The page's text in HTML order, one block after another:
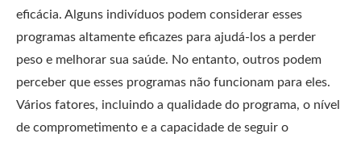
eficácia. Alguns indivíduos podem considerar esses
programas altamente eficazes para ajudá-los a perder
peso e melhorar sua saúde. No entanto, outros podem
perceber que esses programas não funcionam para eles.
Vários fatores, incluindo a qualidade do programa, o nível
de comprometimento e a capacidade de seguir o